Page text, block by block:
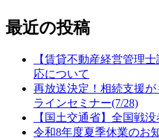
最近の投稿
【賃貸不動産経営管理
応について
再放送決定！相続支援
ラインセミナー(7/28)
【国土交通省】全国戦
令和8年度夏季休業のお